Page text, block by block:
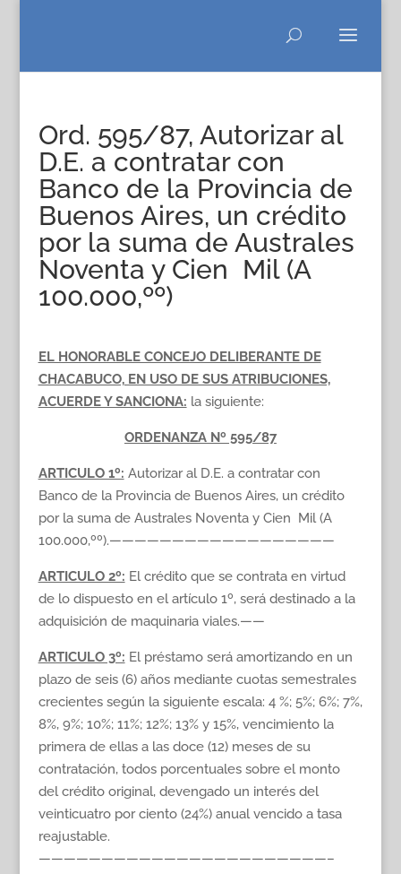
Ord. 595/87, Autorizar al
D.E. a contratar con
Banco de la Provincia de
Buenos Aires, un crédito
por la suma de Australes
Noventa y Cien Mil (A
100.000,ºº)
EL HONORABLE CONCEJO DELIBERANTE DE
CHACABUCO, EN USO DE SUS ATRIBUCIONES,
ACUERDE Y SANCIONA: la siguiente:
ORDENANZA Nº 595/87
ARTICULO 1º: Autorizar al D.E. a contratar con
Banco de la Provincia de Buenos Aires, un crédito
por la suma de Australes Noventa y Cien Mil (A
100.000,ºº).——————————————————
ARTICULO 2º: El crédito que se contrata en virtud
de lo dispuesto en el artículo 1º, será destinado a la
adquisición de maquinaria viales.——
ARTICULO 3º: El préstamo será amortizando en un
plazo de seis (6) años mediante cuotas semestrales
crecientes según la siguiente escala: 4 %; 5%; 6%; 7%,
8%, 9%; 10%; 11%; 12%; 13% y 15%, vencimiento la
primera de ellas a las doce (12) meses de su
contratación, todos porcentuales sobre el monto
del crédito original, devengado un interés del
veinticuatro por ciento (24%) anual vencido a tasa
reajustable.
———————————————————————–